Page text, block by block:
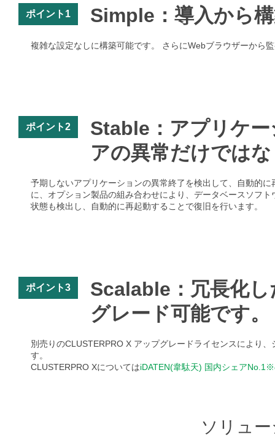
ポイント1 Simple：導入から
複雑な設定なしに構築可能です。 さらにWebブラウザーから
ポイント2
Stable：アプリケ
アの異常だけでは
予期しないアプリケーションの異常終了を検出して、自動的
に、オプション製品の組み合わせにより、データベースソフ
状態も検出し、自動的に再起動することで復旧を行います。
ポイント3
Scalable：冗長化
グレード可能です。
別売りのCLUSTERPRO X アップグレードライセンスにより
す。
CLUSTERPRO XについてはiDATEN(韋駄天) 国内シェア
ソリュ